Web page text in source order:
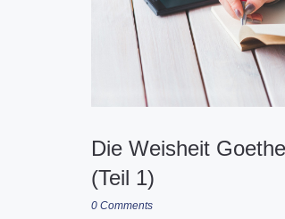
Die Weisheit
(Teil 1)
0 Comments